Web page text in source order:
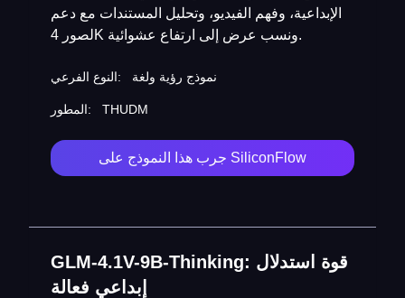
الإبداعية، وفهم الفيديو، وتحليل المستندات مع دعم
لصور 4K ونسب عرض إلى ارتفاع عشوائية.
النوع الفرعي: نموذج رؤية ولغة
المطور: THUDM
جرب هذا النموذج على SiliconFlow
GLM-4.1V-9B-Thinking: قوة استدلال
إبداعي فعالة